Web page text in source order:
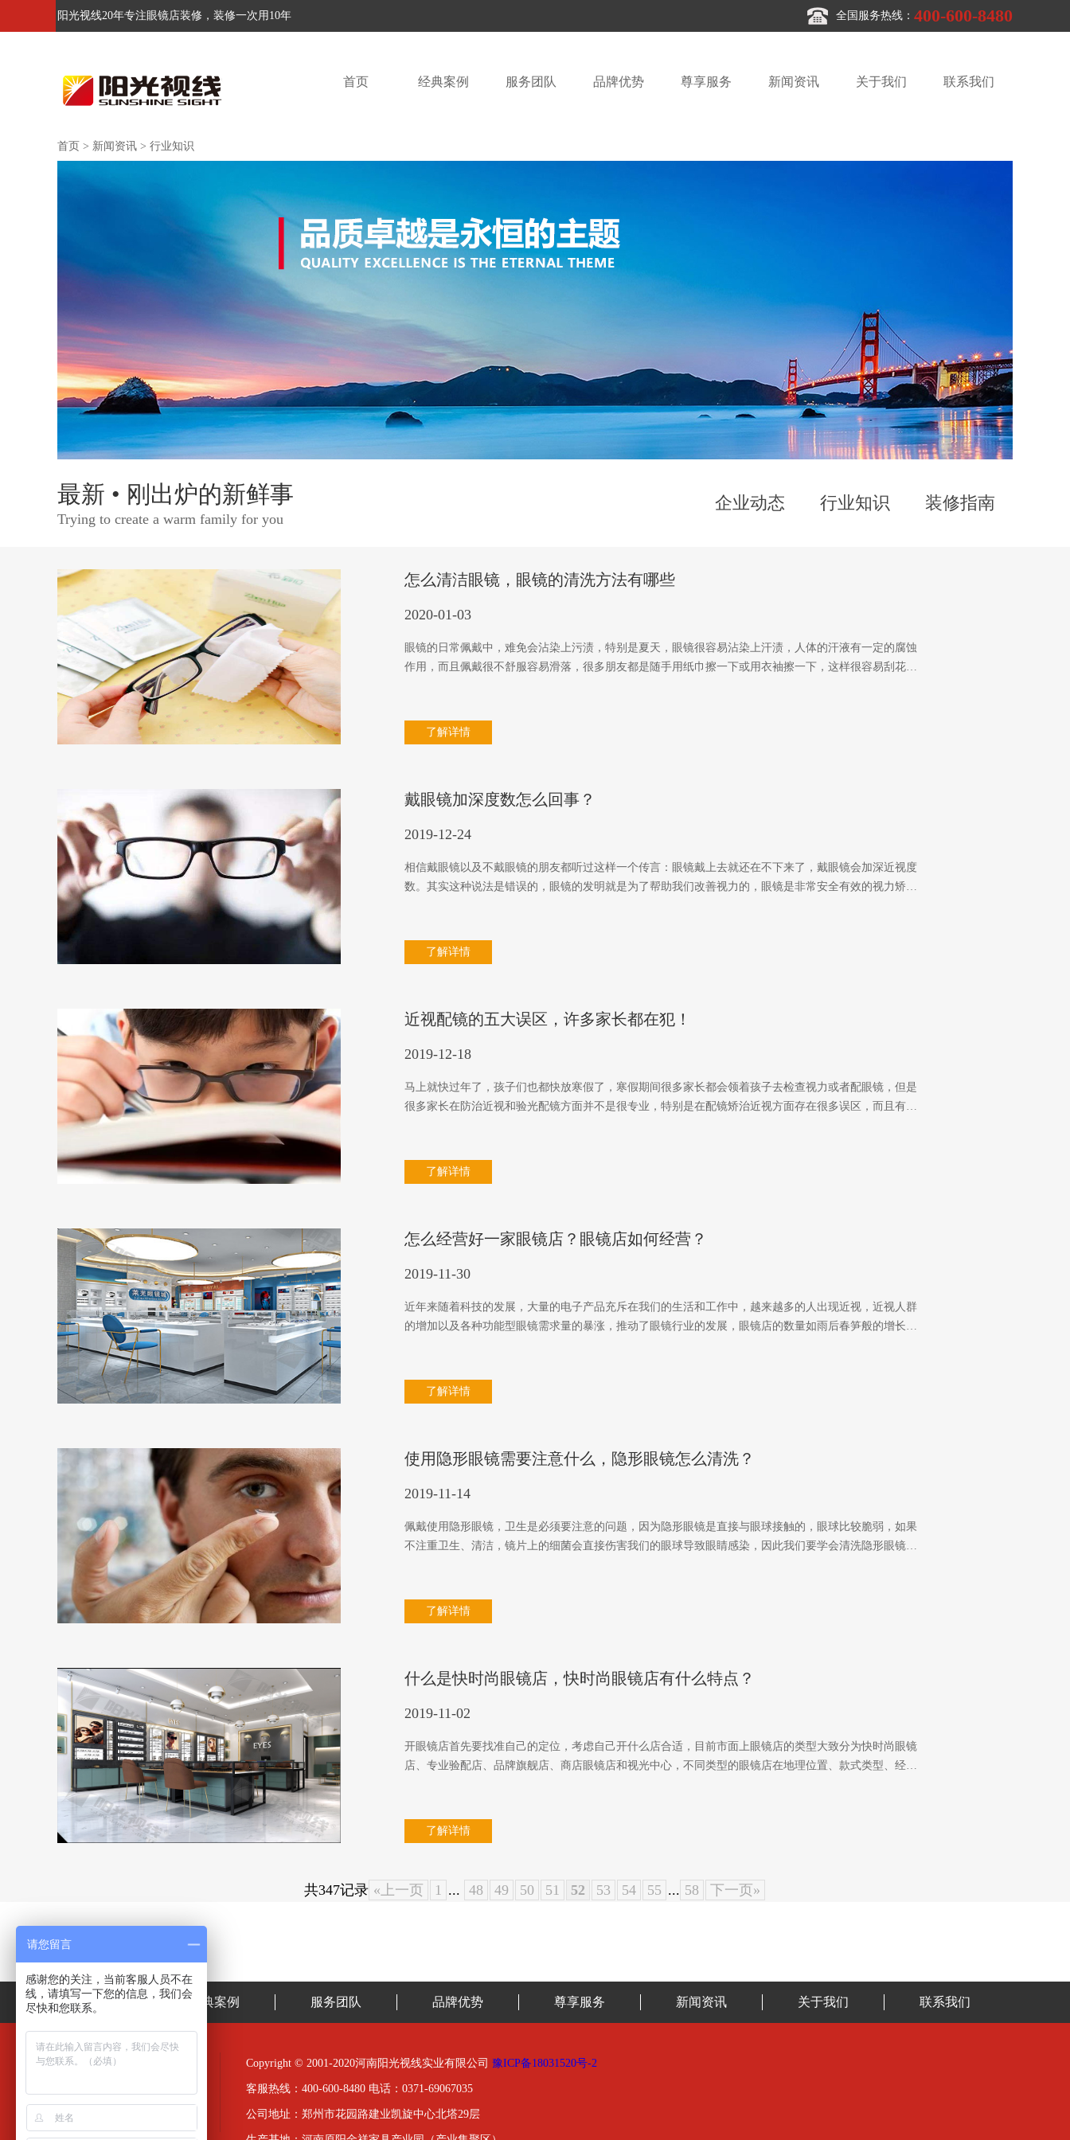
阳光视线20年专注眼镜店装修，装修一次用10年 全国服务热线： 400-600-8480
首页 经典案例 服务团队 品牌优势 尊享服务 新闻资讯 关于我们 联系我们
首页 > 新闻资讯 > 行业知识
最新 • 刚出炉的新鲜事
Trying to create a warm family for you
企业动态 行业知识 装修指南
怎么清洁眼镜，眼镜的清洗方法有哪些
2020-01-03
眼镜的日常佩戴中，难免会沾染上污渍，特别是夏天，眼镜很容易沾染上汗渍，人体的汗液有一定的腐蚀
作用，而且佩戴很不舒服容易滑落，很多朋友都是随手用纸巾擦一下或用衣袖擦一下，这样很容易刮花…
了解详情
戴眼镜加深度数怎么回事？
2019-12-24
相信戴眼镜以及不戴眼镜的朋友都听过这样一个传言：眼镜戴上去就还在不下来了，戴眼镜会加深近视度
数。其实这种说法是错误的，眼镜的发明就是为了帮助我们改善视力的，眼镜是非常安全有效的视力矫…
了解详情
近视配镜的五大误区，许多家长都在犯！
2019-12-18
马上就快过年了，孩子们也都快放寒假了，寒假期间很多家长都会领着孩子去检查视力或者配眼镜，但是
很多家长在防治近视和验光配镜方面并不是很专业，特别是在配镜矫治近视方面存在很多误区，而且有…
了解详情
怎么经营好一家眼镜店？眼镜店如何经营？
2019-11-30
近年来随着科技的发展，大量的电子产品充斥在我们的生活和工作中，越来越多的人出现近视，近视人群
的增加以及各种功能型眼镜需求量的暴涨，推动了眼镜行业的发展，眼镜店的数量如雨后春笋般的增长…
了解详情
使用隐形眼镜需要注意什么，隐形眼镜怎么清洗？
2019-11-14
佩戴使用隐形眼镜，卫生是必须要注意的问题，因为隐形眼镜是直接与眼球接触的，眼球比较脆弱，如果
不注重卫生、清洁，镜片上的细菌会直接伤害我们的眼球导致眼睛感染，因此我们要学会清洗隐形眼镜…
了解详情
什么是快时尚眼镜店，快时尚眼镜店有什么特点？
2019-11-02
开眼镜店首先要找准自己的定位，考虑自己开什么店合适，目前市面上眼镜店的类型大致分为快时尚眼镜
店、专业验配店、品牌旗舰店、商店眼镜店和视光中心，不同类型的眼镜店在地理位置、款式类型、经…
了解详情
共347记录 «上一页 1 ... 48 49 50 51 52 53 54 55 ... 58 下一页»
首页 经典案例 服务团队 品牌优势 尊享服务 新闻资讯 关于我们 联系我们
Copyright © 2001-2020河南阳光视线实业有限公司 豫ICP备18031520号-2
客服热线：400-600-8480 电话：0371-69067035
公司地址：郑州市花园路建业凯旋中心北塔29层
请您留言
感谢您的关注，当前客服人员不在
线，请填写一下您的信息，我们会
尽快和您联系。